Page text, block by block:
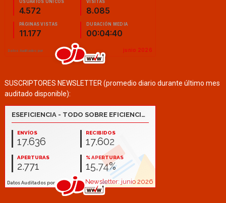
SUSCRIPTORES NEWSLETTER (promedio diario durante último mes
auditado disponible):